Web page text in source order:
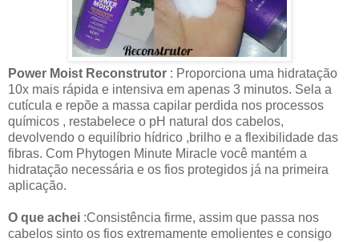
Power Moist Reconstrutor : Proporciona uma hidratação
10x mais rápida e intensiva em apenas 3 minutos. Sela a
cutícula e repõe a massa capilar perdida nos processos
químicos , restabelece o pH natural dos cabelos,
devolvendo o equilíbrio hídrico ,brilho e a flexibilidade das
fibras. Com Phytogen Minute Miracle você mantém a
hidratação necessária e os fios protegidos já na primeira
aplicação.
O que achei :Consistência firme, assim que passa nos
cabelos sinto os fios extremamente emolientes e consigo